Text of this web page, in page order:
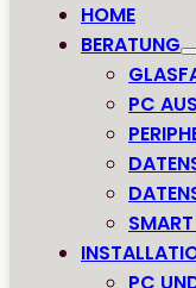
HOME
BERATUNG
PC